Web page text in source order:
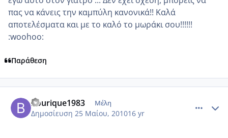
πας να κάνεις την καμπύλη κανονικά!! Καλά
αποτελέσματα και με το καλό το μωράκι σου!!!!!!
:woohoo:
Παράθεση
bourique1983 Μέλη
Δημοσίευση 25 Μαίου, 201016 yr